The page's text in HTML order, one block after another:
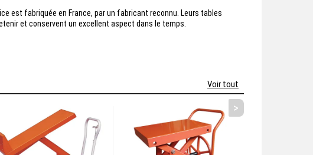
est fabriquée en France, par un fabricant reconnu. Leurs tables
et conservent un excellent aspect dans le temps.
Voir tout
>